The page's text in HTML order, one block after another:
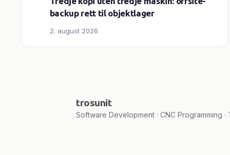
backup rett til objektlager
2. august 2026
trosunit
Software Development · CNC Programming